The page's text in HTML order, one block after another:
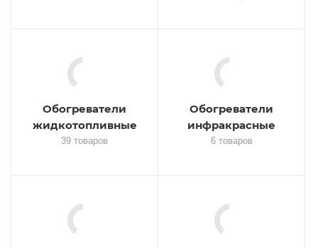
Обогреватели
жидкотопливные
39 товаров
Обогреватели
инфракрасные
6 товаров